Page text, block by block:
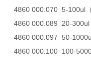
4860 000.070 5-100ul
4860 000.089 20-
4860 000.097 50-
4860 000.100 100-